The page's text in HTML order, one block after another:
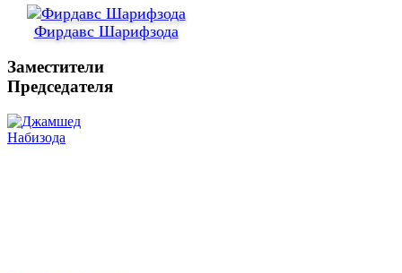
Фирдавс Шарифзода
Заместители
Председателя